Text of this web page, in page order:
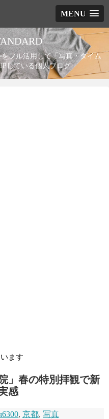
MENU
フル活用して「写真・タイム
している個人ブログ
ます
」春の特別拝観で新
感
,京都,写真